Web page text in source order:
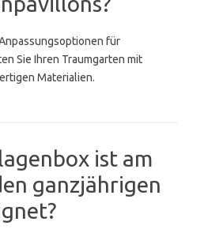
für
Sie Ihren Traumgarten mit
Materialien.
ist am
ganzjährigen